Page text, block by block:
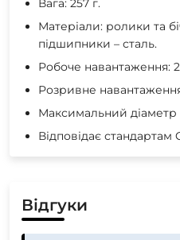
Вага: 257 г.
Матеріали: ролики та
підшипники – сталь.
Робоче навантаження:
Розривне
Максимальний діаметр
Відповідає стандартам
Відгуки